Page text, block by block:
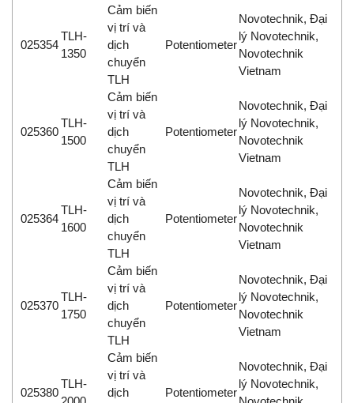
025354
TLH-
1350
Cảm biến
vị trí và
dịch
chuyển
TLH
Potentiometer
Novotechnik, Đại
lý Novotechnik,
Novotechnik
Vietnam
025360
TLH-
1500
Cảm biến
vị trí và
dịch
chuyển
TLH
Potentiometer
Novotechnik, Đại
lý Novotechnik,
Novotechnik
Vietnam
025364
TLH-
1600
Cảm biến
vị trí và
dịch
chuyển
TLH
Potentiometer
Novotechnik, Đại
lý Novotechnik,
Novotechnik
Vietnam
025370
TLH-
1750
Cảm biến
vị trí và
dịch
chuyển
TLH
Potentiometer
Novotechnik, Đại
lý Novotechnik,
Novotechnik
Vietnam
025380
TLH-
Cảm biến
vị trí và
dịch
Potentiometer
Novotechnik, Đại
lý Novotechnik,